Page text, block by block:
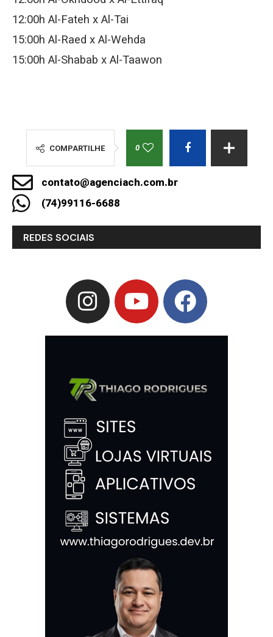
12:00h Al-Fateh x Al-Tai
15:00h Al-Raed x Al-Wehda
15:00h Al-Shabab x Al-Taawon
COMPARTILHE 0
contato@agenciach.com.br
(74)99116-6688
REDES SOCIAIS